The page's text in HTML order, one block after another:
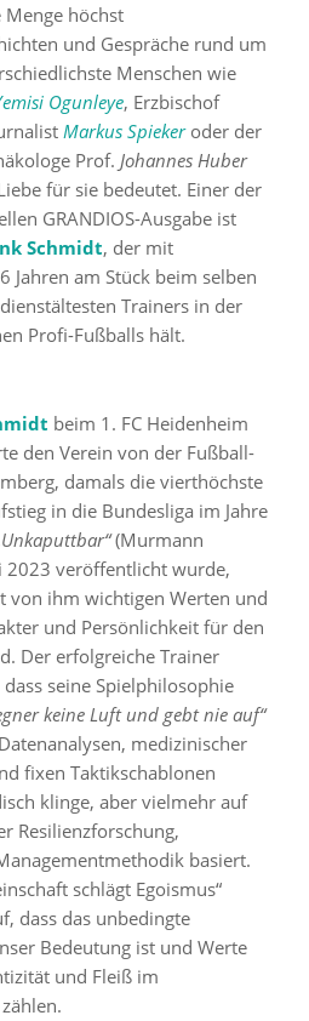
Menge höchst
und Gespräche rund um
Menschen wie
Ogunleye, Erzbischof
Markus Spiekeroder der
Prof. Johannes Huber
für sie bedeutet. Einer der
GRANDIOS-Ausgabe ist
Schmidt, der mit
Jahren am Stück beim selben
Trainers in der
Profi-Fußballs hält.
beim 1. FC Heidenheim
den Verein von der Fußball-
damals die vierthöchste
in die Bundesliga im Jahre
(Murmann
2023 veröffentlicht wurde,
von ihm wichtigen Werten und
und Persönlichkeit für den
Der erfolgreiche Trainer
seine Spielphilosophie
keine Luft und gebt nie auf“
medizinischer
fixen Taktikschablonen
klinge, aber vielmehr auf
Resilienzforschung,
basiert.
schlägt Egoismus“
dass das unbedingte
Bedeutung ist und Werte
und Fleiß im